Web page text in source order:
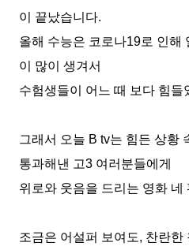
이 끝났습니다.
올해 수능은 코로나19로 인해
이 많이 생겨서
수험생들이 어느 때 보다 힘들
그래서 오늘 B tv는 힘든 상황
통과해낸 고3 여러분들에게
위로와 웃음을 드리는 영화 네
조금은 어설퍼 보여도, 찬란한